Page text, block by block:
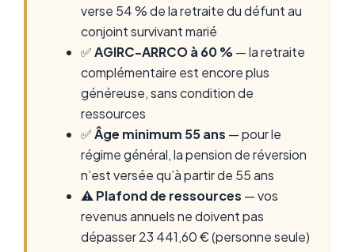
verse 54 % de la retraite du défunt au
conjoint survivant marié
✅AGIRC-ARRCO à 60 % — la retraite
complémentaire est encore plus
généreuse, sans condition de
ressources
✅Âge minimum 55 ans — pour le
régime général, la pension de réversion
n’est versée qu’à partir de 55 ans
⚠️Plafond de ressources — vos
revenus annuels ne doivent pas
dépasser 23 441,60 € (personne seule)